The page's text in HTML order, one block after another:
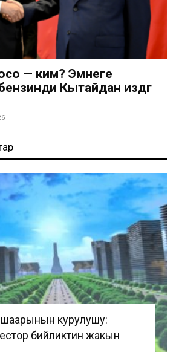
— ким? Эмнеге
Кытайдан издөөгө
курулушу:
бийликтин жакын